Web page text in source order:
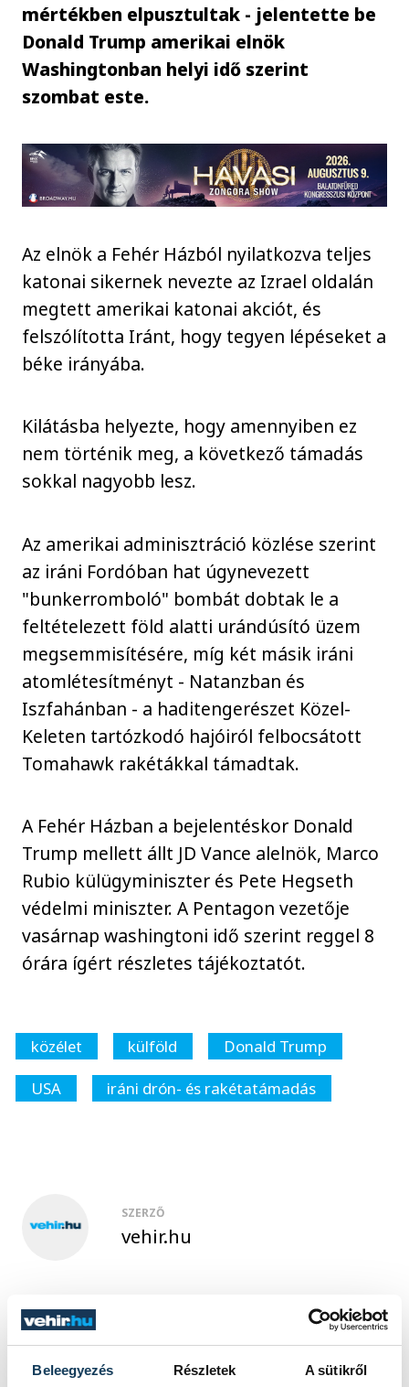
Beleegyezés Részletek A sütikről
mértékben elpusztultak - jelentette be
Donald Trump amerikai elnök
Washingtonban helyi idő szerint
szombat este.
Az elnök a Fehér Házból nyilatkozva teljes
katonai sikernek nevezte az Izrael oldalán
megtett amerikai katonai akciót, és
felszólította Iránt, hogy tegyen lépéseket a
béke irányába.
Kilátásba helyezte, hogy amennyiben ez
nem történik meg, a következő támadás
sokkal nagyobb lesz.
Az amerikai adminisztráció közlése szerint
az iráni Fordóban hat úgynevezett
"bunkerromboló" bombát dobtak le a
feltételezett föld alatti urándúsító üzem
megsemmisítésére, míg két másik iráni
atomlétesítményt - Natanzban és
Iszfahánban - a haditengerészet Közel-
Keleten tartózkodó hajóiról felbocsátott
Tomahawk rakétákkal támadtak.
A Fehér Házban a bejelentéskor Donald
Trump mellett állt JD Vance alelnök, Marco
Rubio külügyminiszter és Pete Hegseth
védelmi miniszter. A Pentagon vezetője
vasárnap washingtoni idő szerint reggel 8
órára ígért részletes tájékoztatót.
közélet külföld
Donald Trump
USA
iráni drón- és rakétatámadás
SZERZŐ
vehir.hu